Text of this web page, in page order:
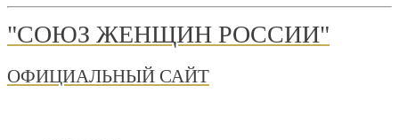
"СОЮЗ ЖЕНЩИН РОССИИ"
ОФИЦИАЛЬНЫЙ САЙТ